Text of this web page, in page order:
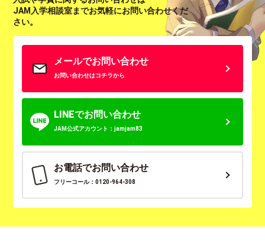
JAM入学相談室までお気軽にお問い合わせくだ
さい。
メールでお問い合わせ
お問い合わせはコチラから
LINEでお問い合わせ
JAM公式アカウント：jamjam83
お電話でお問い合わせ
フリーコール：0120-964-308